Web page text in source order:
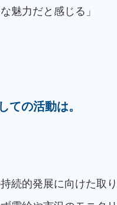
魅力だと感じる」
の活動は。
続的発展に向けた取